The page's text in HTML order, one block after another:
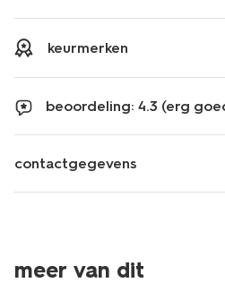
keurmerken
beoordeling: 4.3 (erg
contactgegevens
meer van dit
vegan